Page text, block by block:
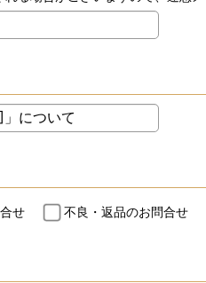
せ 不良・返品のお問合せ